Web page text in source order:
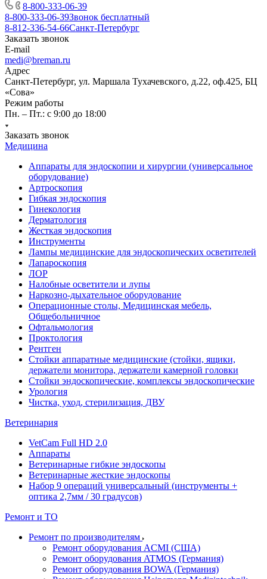
8-800-333-06-39
8-800-333-06-39Звонок бесплатный
8-812-336-54-66Санкт-Петербург
Заказать звонок
E-mail
medi@breman.ru
Адрес
Санкт-Петербург, ул. Маршала Тухачевского, д.22, оф.425, БЦ
«Сова»
Режим работы
Пн. – Пт.: с 9:00 до 18:00
Заказать звонок
Медицина
Аппараты для эндоскопии и хирургии (универсальное
оборудование)
Артроскопия
Гибкая эндоскопия
Гинекология
Дерматология
Жесткая эндоскопия
Инструменты
Лампы медицинские для эндоскопических осветителей
Лапароскопия
ЛОР
Налобные осветители и лупы
Наркозно-дыхательное оборудование
Операционные столы, Медицинская мебель,
Общебольничное
Офтальмология
Проктология
Рентген
Стойки аппаратные медицинские (стойки, ящики,
держатели монитора, держатели камерной головки
Стойки эндоскопические, комплексы эндоскопические
Урология
Чистка, уход, стерилизация, ДВУ
Ветеринария
VetCam Full HD 2.0
Аппараты
Ветеринарные гибкие эндоскопы
Ветеринарные жесткие эндоскопы
Набор 9 операций универсальный (инструменты +
оптика 2,7мм / 30 градусов)
Ремонт и ТО
Ремонт по производителям
Ремонт оборудования ACMI (США)
Ремонт оборудования ATMOS (Германия)
Ремонт оборудования BOWA (Германия)